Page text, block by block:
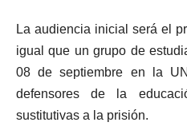
La audiencia inicial será el
igual que un grupo de
08 de septiembre en la
defensores de la
sustitutivas a la prisión.